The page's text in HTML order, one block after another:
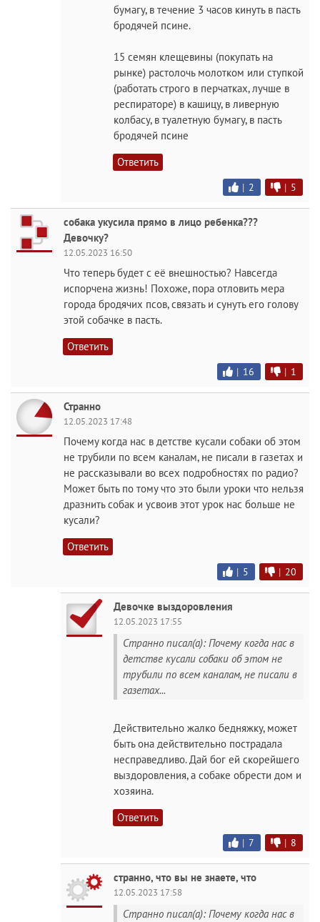
бумагу, в течение 3 часов кинуть в пасть
бродячей псине.
15 семян клещевины (покупать на
рынке) растолочь молотком или ступкой
(работать строго в перчатках, лучше в
респираторе) в кашицу, в ливерную
колбасу, в туалетную бумагу, в пасть
бродячей псине
Ответить
| 2 | 5
собака укусила прямо в лицо ребенка???
Девочку?
12.05.2023 16:50
Что теперь будет с её внешностью? Навсегда
испорчена жизнь! Похоже, пора отловить мера
города бродячих псов, связать и сунуть его голову
этой собачке в пасть.
Ответить
| 16 | 1
Странно
12.05.2023 17:48
Почему когда нас в детстве кусали собаки об этом
не трубили по всем каналам, не писали в газетах и
не рассказывали во всех подробностях по радио?
Может быть по тому что это были уроки что нельзя
дразнить собак и усвоив этот урок нас больше не
кусали?
Ответить
| 5 | 20
Девочке выздоровления
12.05.2023 17:55
Странно писал(а): Почему когда нас в
детстве кусали собаки об этом не
трубили по всем каналам, не писали в
газетах...
Действительно жалко бедняжку, может
быть она действительно пострадала
несправедливо. Дай бог ей скорейшего
выздоровления, а собаке обрести дом и
хозяина.
Ответить
| 7 | 8
странно, что вы не знаете, что
12.05.2023 17:58
Странно писал(а): Почему когда нас в